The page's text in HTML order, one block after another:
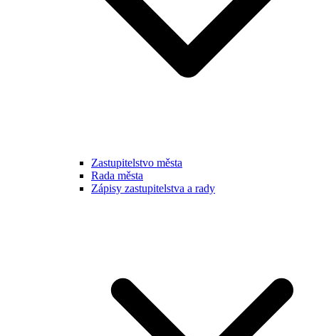
Zastupitelstvo města
Rada města
Zápisy zastupitelstva a rady